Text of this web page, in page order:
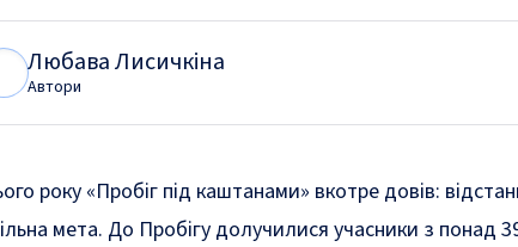
Любава Лисичкіна
Автори
року «Пробіг під каштанами» вкотре довів:
мета. До Пробігу долучилися учасники з понад